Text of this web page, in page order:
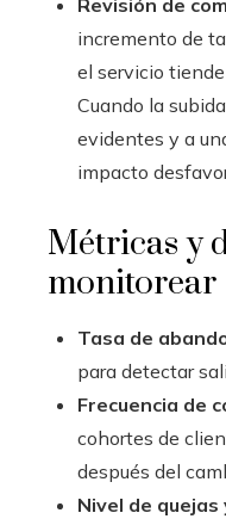
Revisión de
incremento de
el servicio
Cuando la
evidentes y a
impacto
Métricas y
monitorear
Tasa de
para detectar
Frecuencia de
cohortes de
después del
Nivel de